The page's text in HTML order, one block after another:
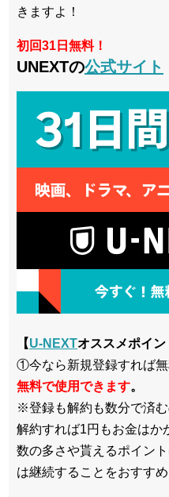
きますよ！
初回31日無料！
UNEXTの公式サイト
【U-NEXTオススメポイン
①今なら新規登録すれば
無料で使用できます。
※登録も解約も数分で済
解約すれば1円もお金はか
数の多さや貰えるポイン
は継続することをおすすめ